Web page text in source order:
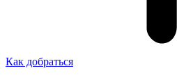
Как добраться